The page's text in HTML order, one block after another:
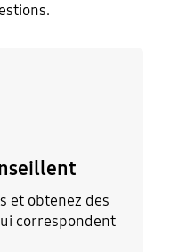
et obtenez des
correspondent